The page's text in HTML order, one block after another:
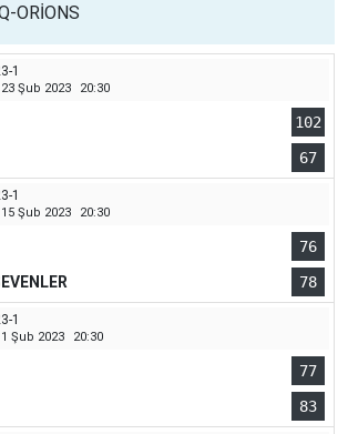
ORİONS
1
23 Şub 2023 20:30
102
67
1
15 Şub 2023 20:30
76
78
1
1 Şub 2023 20:30
77
83